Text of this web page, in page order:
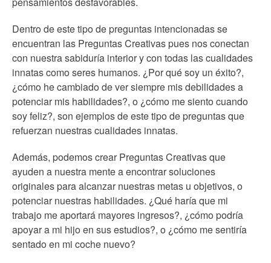
Dentro de este tipo de preguntas intencionadas se
encuentran las Preguntas Creativas pues nos conectan
con nuestra sabiduría interior y con todas las cualidades
innatas como seres humanos. ¿Por qué soy un éxito?,
¿cómo he cambiado de ver siempre mis debilidades a
potenciar mis habilidades?, o ¿cómo me siento cuando
soy feliz?, son ejemplos de este tipo de preguntas que
refuerzan nuestras cualidades innatas.
Además, podemos crear Preguntas Creativas que
ayuden a nuestra mente a encontrar soluciones
originales para alcanzar nuestras metas u objetivos, o
potenciar nuestras habilidades. ¿Qué haría que mi
trabajo me aportará mayores ingresos?, ¿cómo podría
apoyar a mi hijo en sus estudios?, o ¿cómo me sentiría
sentado en mi coche nuevo?